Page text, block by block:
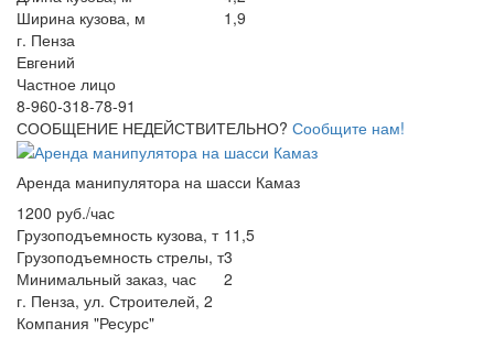
Ширина кузова, м
1,9
г. Пенза
Евгений
Частное лицо
8-960-318-78-91
СООБЩЕНИЕ НЕДЕЙСТВИТЕЛЬНО? Сообщите нам!
Аренда манипулятора на шасси Камаз
1200 руб./час
Грузоподъемность кузова, т 11,5
Грузоподъемность стрелы, т3
Минимальный заказ, час
2
г. Пенза, ул. Строителей, 2
Компания "Ресурс"